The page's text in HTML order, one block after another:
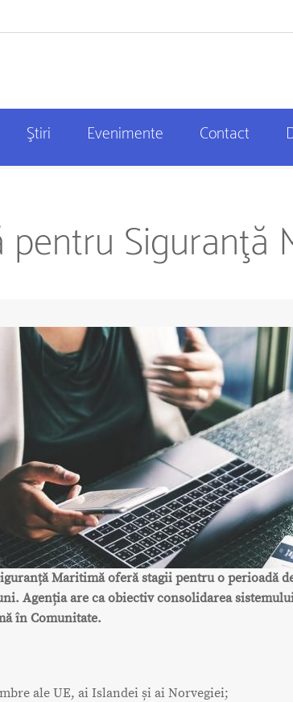
Ştiri Evenimente Contact
Siguranţă
Maritimă oferă stagii pentru o perioadă
Agenția are ca obiectiv consolidarea
în Comunitate.
ale UE, ai Islandei și ai Norvegiei;